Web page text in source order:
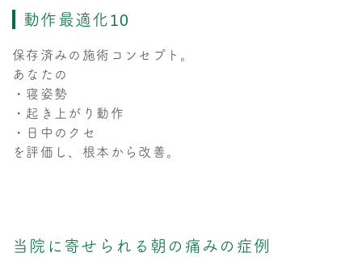
動作最適化10
保存済みの施術コンセプト。
あなたの
・寝姿勢
・起き上がり動作
・日中のクセ
を評価し、根本から改善。
当院に寄せられる朝の痛みの症例